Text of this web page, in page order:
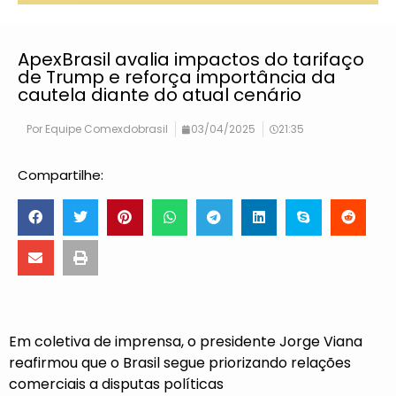
ApexBrasil avalia impactos do tarifaço
de Trump e reforça importância da
cautela diante do atual cenário
Por Equipe Comexdobrasil 03/04/2025 21:35
Compartilhe:
Em coletiva de imprensa, o presidente Jorge Viana
reafirmou que o Brasil segue priorizando relações
comerciais a disputas políticas